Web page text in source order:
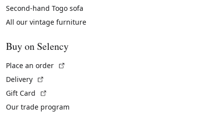
Second-hand Togo sofa
All our vintage furniture
Buy on Selency
Place an order
Delivery
Gift Card
Our trade program